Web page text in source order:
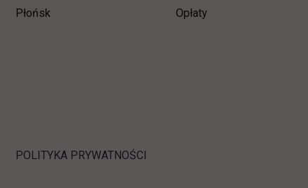
Płońsk Opłaty
POLITYKA PRYWATNOŚCI